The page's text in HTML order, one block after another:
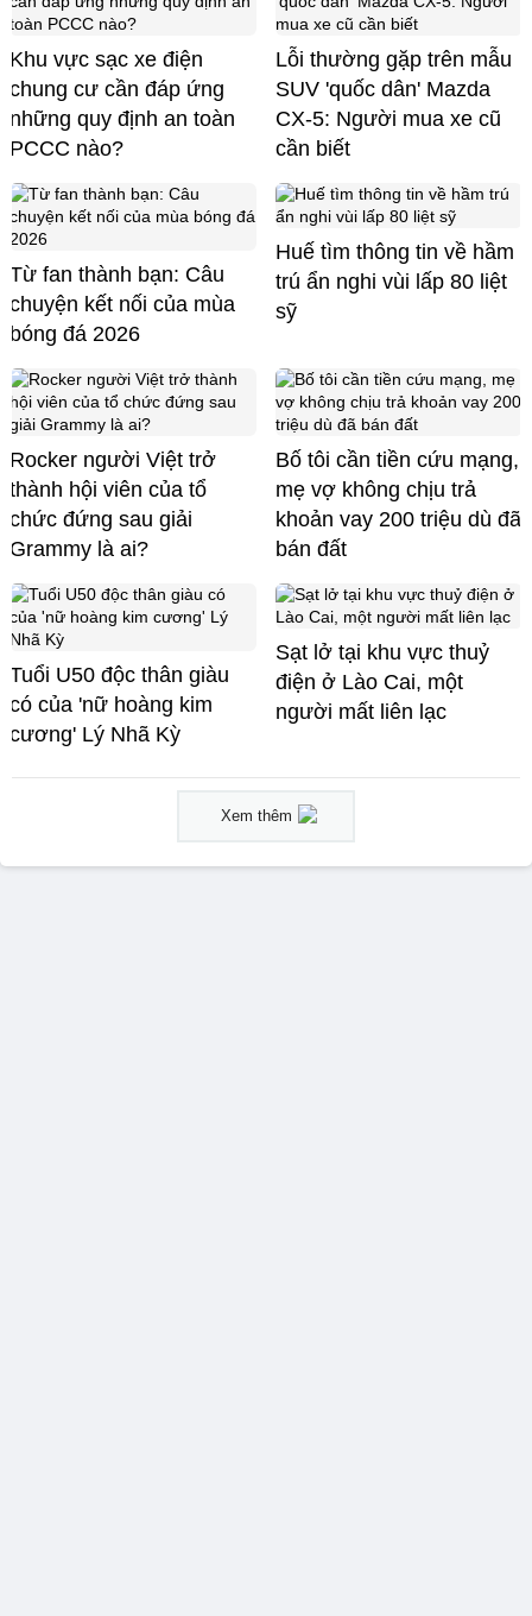
Khu vực sạc xe điện
chung cư cần đáp ứng
những quy định an toàn
PCCC nào?
Lỗi thường gặp trên mẫu
SUV 'quốc dân' Mazda
CX-5: Người mua xe cũ
cần biết
Từ fan thành bạn: Câu
chuyện kết nối của mùa
bóng đá 2026
Huế tìm thông tin về hầm
trú ẩn nghi vùi lấp 80 liệt
sỹ
Rocker người Việt trở
thành hội viên của tổ
chức đứng sau giải
Grammy là ai?
Bố tôi cần tiền cứu mạng,
mẹ vợ không chịu trả
khoản vay 200 triệu dù đã
bán đất
Tuổi U50 độc thân giàu
có của 'nữ hoàng kim
cương' Lý Nhã Kỳ
Sạt lở tại khu vực thuỷ
điện ở Lào Cai, một
người mất liên lạc
Xem thêm